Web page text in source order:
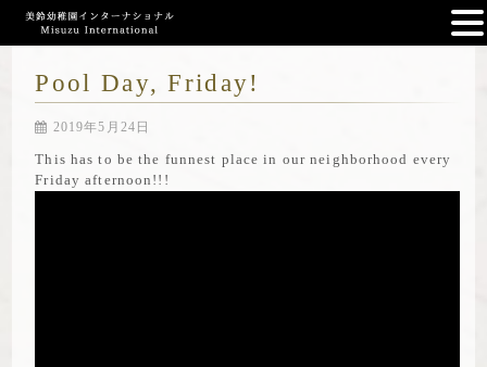
Pool Day, Friday!
2019年5月24日
This has to be the funnest place in our neighborhood every
Friday afternoon!!!